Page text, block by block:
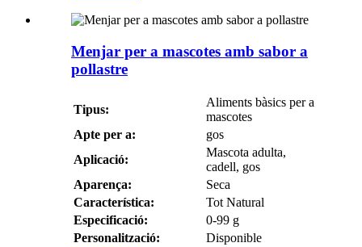
Menjar per a mascotes amb sabor a
pollastre
Tipus:
Aliments bàsics per a
mascotes
Apte per a:
gos
Aplicació:
Mascota adulta,
cadell, gos
Aparença:
Seca
Característica:
Tot Natural
Especificació:
0-99 g
Personalització:
Disponible